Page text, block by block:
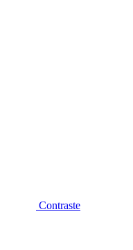
Contraste